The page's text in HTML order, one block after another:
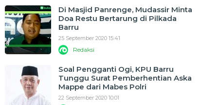
Di Masjid Panrenge, Mudassir Minta
Doa Restu Bertarung di Pilkada
Barru
25 September 2020 15:41
Redaksi
Soal Pengganti Ogi, KPU Barru
Tunggu Surat Pemberhentian Aska
Mappe dari Mabes Polri
22 September 2020 10:01